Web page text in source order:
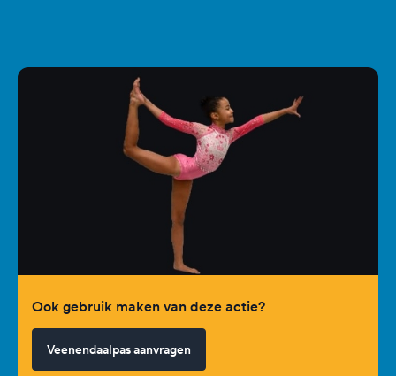
Ook gebruik maken van deze actie?
Veenendaalpas aanvragen